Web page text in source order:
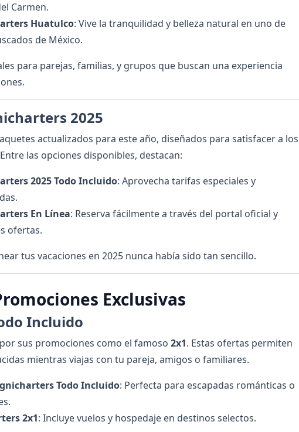
Carmen.
Huatulco: Vive la tranquilidad y belleza natural en uno de
de México.
para parejas, familias, y grupos que buscan una experiencia
2025
actualizados para este año, diseñados para satisfacer a los
las opciones disponibles, destacan:
2025 Todo Incluido: Aprovecha tarifas especiales y
En Línea: Reserva fácilmente a través del portal oficial y
ofertas.
tus vacaciones en 2025 nunca había sido tan sencillo.
Exclusivas
Incluido
sus promociones como el famoso 2x1. Estas ofertas permiten
mientras viajas con tu pareja, amigos o familiares.
Todo Incluido: Perfecta para escapadas románticas o
2x1: Incluye vuelos y hospedaje en destinos selectos.